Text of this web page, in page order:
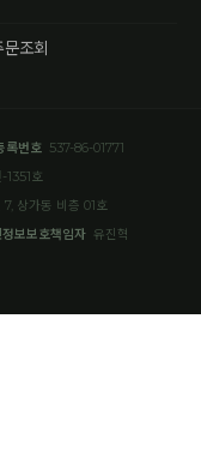
문조회
록번호 537-86-01771
1351호
상가동 비층 01호
보보호책임자 유진혁